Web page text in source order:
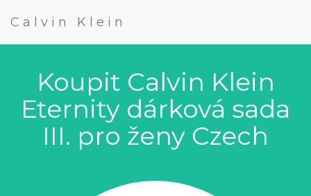
Calvin Klein
Koupit Calvin Klein
Eternity dárková sada
III. pro ženy Czech